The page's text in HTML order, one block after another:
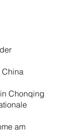
China
Chonqing
am